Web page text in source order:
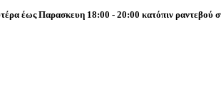
έως Παρασκευη 18:00 - 20:00 κατόπιν ραντεβού